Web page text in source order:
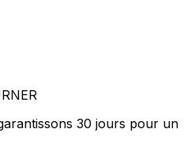
30 jours pour un